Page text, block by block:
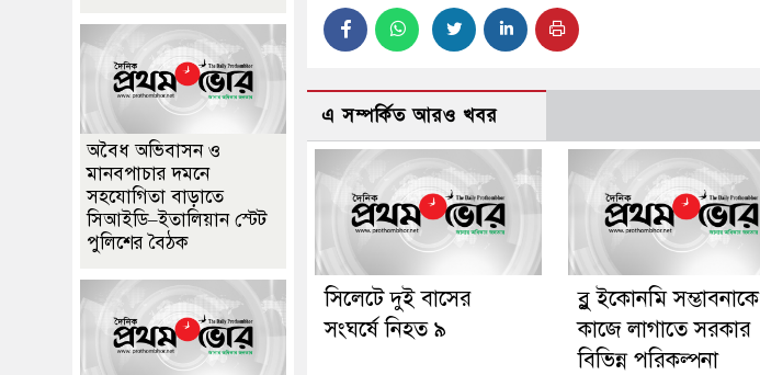
এ সম্পর্কিত আরও খবর
সিলেটে দুই বাসের
সংঘর্ষে নিহত ৯
ব্লু ইকোনমি সম্ভাবনাকে
কাজে লাগাতে সরকার
বিভিন্ন পরিকল্পনা
অবৈধ অভিবাসন ও
মানবপাচার দমনে
সহযোগিতা বাড়াতে
সিআইডি–ইতালিয়ান স্টেট
পুলিশের বৈঠক